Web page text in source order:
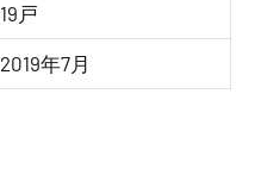
19戸
2019年7月